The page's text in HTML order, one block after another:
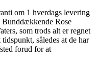
om 1 hverdags levering
Bunddækkende Rose
som trods alt er regnet
således at de har
forud for at